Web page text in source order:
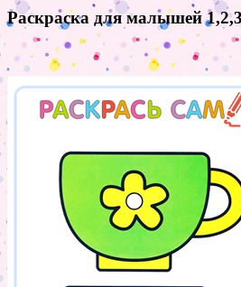
Раскраска для малышей